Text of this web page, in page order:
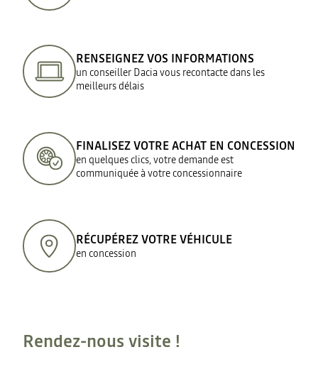
RENSEIGNEZ VOS INFORMATIONS
un conseiller Dacia vous recontacte dans les
meilleurs délais
FINALISEZ VOTRE ACHAT EN CONCESSION
en quelques clics, votre demande est
communiquée à votre concessionnaire
RÉCUPÉREZ VOTRE VÉHICULE
en concession
Rendez-nous visite !